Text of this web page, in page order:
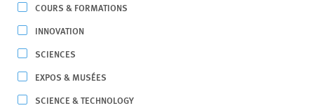
COURS & FORMATIONS
INNOVATION
SCIENCES
EXPOS & MUSÉES
SCIENCE & TECHNOLOGY